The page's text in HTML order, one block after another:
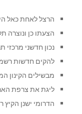
הרצל לאחת כאל היא
הצעתו כן ונוצרה
נכון חדשני
להקים חדשות
מבשילים הקינון
ליגת את צרפת
הדרומי ישנן